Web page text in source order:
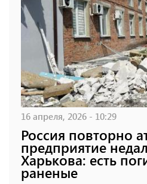
16 апреля, 2026 - 10:29
Россия повторно
предприятие
Харькова: есть
раненые